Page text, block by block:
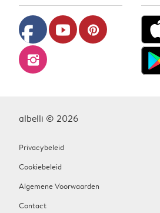
facebook youtube pinterest
instagram
albelli © 2026
Privacybeleid
Cookiebeleid
Algemene Voorwaarden
Contact